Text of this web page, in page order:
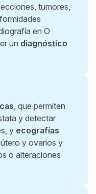
tumores,
en O
un diagnóstico
, que permiten
y detectar
y ecografías
y ovarios y
o alteraciones